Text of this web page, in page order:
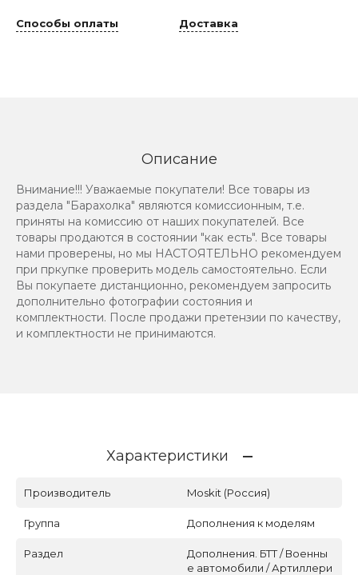
Способы оплаты Доставка
Описание
Внимание!!! Уважаемые покупатели! Все товары из
раздела "Барахолка" являются комиссионным, т.е.
приняты на комиссию от наших покупателей. Все
товары продаются в состоянии "как есть". Все товары
нами проверены, но мы НАСТОЯТЕЛЬНО рекомендуем
при пркупке проверить модель самостоятельно. Если
Вы покупаете дистанционно, рекомендуем запросить
дополнительно фотографии состояния и
комплектности. После продажи претензии по качеству,
и комплектности не принимаются.
Характеристики
Производитель Moskit (Россия)
Группа Дополнения к моделям
Раздел
Дополнения. БТТ / Военны
е автомобили / Артиллери